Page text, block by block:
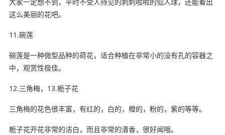
这么美丽的花吧。
11.碗莲
碗莲是一种微型品种的荷花，适合种植在非常小的没有孔的容器之
中，观赏性极佳。
12.三角梅，13.栀子花
三角梅的花色很丰富，有红的，白的，橙的，粉的，紫的等等。
栀子花开花非常的洁白，而且非常的清香，很好闻哦。